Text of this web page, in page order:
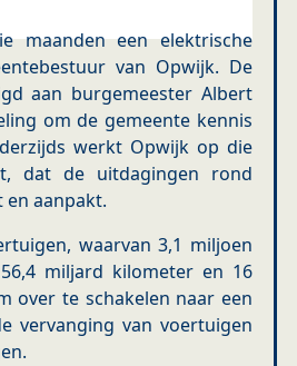
maanden een elektrische
van Opwijk. De
aan burgemeester Albert
om de gemeente kennis
werkt Opwijk op die
dat de uitdagingen rond
aanpakt.
waarvan 3,1 miljoen
miljard kilometer en 16
over te schakelen naar een
vervanging van voertuigen